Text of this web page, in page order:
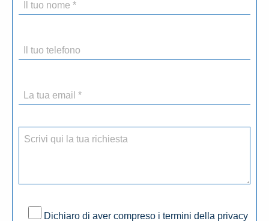
Dichiaro di aver compreso i termini della privacy